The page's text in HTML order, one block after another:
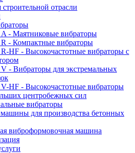
отрасли
- Маятниковые вибраторы
- Компактные вибраторы
HF - Высокочастотные вибраторы с
- Вибраторы для экстремальных
HF - Высокочастотные вибраторы
центробежных сил
вибраторы
для производства бетонных
виброформовочная машина